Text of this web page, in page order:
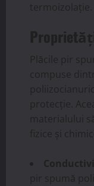
termoizolație.
Plăcile pir
compuse
protecție.
materialului
fizice și
pir spumă